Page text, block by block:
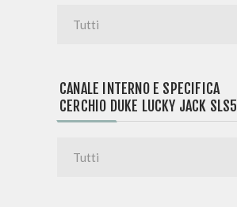
CANALE INTERNO E SPECIFICA
CERCHIO DUKE LUCKY JACK SLS5